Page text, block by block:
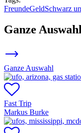
FreundeGeldSchwarz
Ganze Auswahl
Ganze Auswahl
Fast Trip
Markus Burke